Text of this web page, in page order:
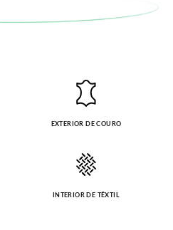
EXTERIOR DE COURO
INTERIOR DE TÊXTIL